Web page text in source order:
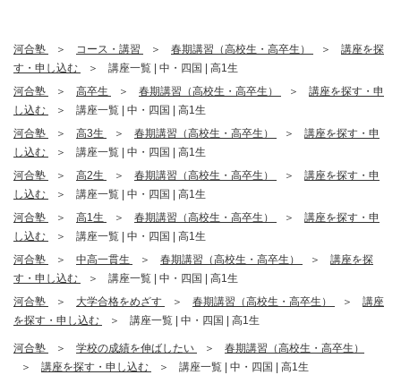
河合塾 コース・講習 春期講習（高校生・高卒生）
講座を探
す・申し込む
講座一覧 | 中・四国 | 高1生
河合塾
高卒生 春期講習（高校生・高卒生）
講座を探す・申
し込む
講座一覧 | 中・四国 | 高1生
河合塾
高3生 春期講習（高校生・高卒生）
講座を探す・申
し込む
講座一覧 | 中・四国 | 高1生
河合塾
高2生 春期講習（高校生・高卒生）
講座を探す・申
し込む
講座一覧 | 中・四国 | 高1生
河合塾
高1生 春期講習（高校生・高卒生）
講座を探す・申
し込む
講座一覧 | 中・四国 | 高1生
河合塾
中高一貫生 春期講習（高校生・高卒生）
講座を探
す・申し込む
講座一覧 | 中・四国 | 高1生
河合塾
大学合格をめざす 春期講習（高校生・高卒生）
講座
を探す・申し込む
講座一覧 | 中・四国 | 高1生
河合塾 学校の成績を伸ばしたい
春期講習（高校生・高卒生）
講座を探す・申し込む
講座一覧 | 中・四国 | 高1生